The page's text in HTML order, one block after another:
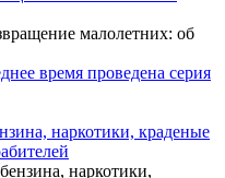
время проведена серия
наркотики, краденые